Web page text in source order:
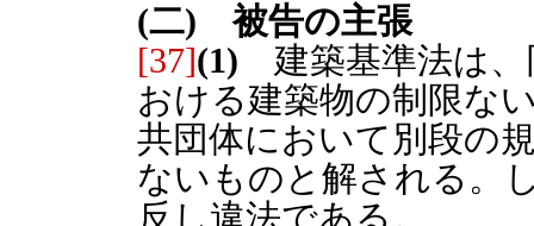
(二) 被告の主張
[37](1) 建築基準法は、
おける建築物の制限な
共団体において別段の
ないものと解される。
反し違法である。